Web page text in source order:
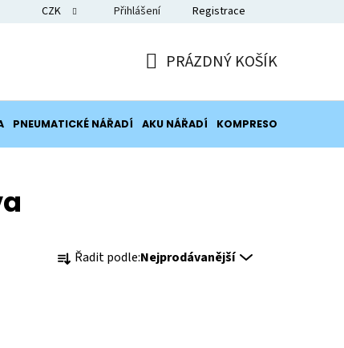
CZK Přihlášení Registrace
KOŠÍK
PRÁZDNÝ KOŠÍK
PNEUMATICKÉ NÁŘADÍ AKU NÁŘADÍ KOMPRESORY
a Řadit podle:Nejprodávanější